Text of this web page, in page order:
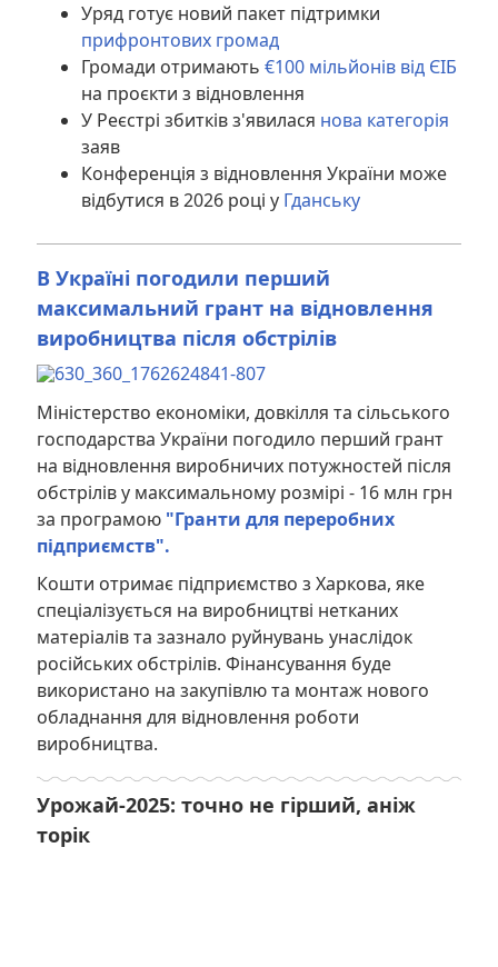
Уряд готує новий пакет підтримки
прифронтових громад
Громади отримають €100 мільйонів від ЄІБ
на проєкти з відновлення
У Реєстрі збитків з'явилася нова категорія
заяв
Конференція з відновлення України може
відбутися в 2026 році у Гданську
В Україні погодили перший
максимальний грант на відновлення
виробництва після обстрілів
Міністерство економіки, довкілля та сільського
господарства України погодило перший грант
на відновлення виробничих потужностей після
обстрілів у максимальному розмірі - 16 млн грн
за програмою "Гранти для переробних
підприємств".
Кошти отримає підприємство з Харкова, яке
спеціалізується на виробництві нетканих
матеріалів та зазнало руйнувань унаслідок
російських обстрілів. Фінансування буде
використано на закупівлю та монтаж нового
обладнання для відновлення роботи
виробництва.
Урожай-2025: точно не гірший, аніж
торік